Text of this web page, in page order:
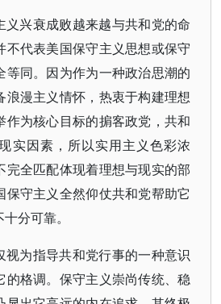
义兴衰成败越来越与共和党的命
不代表美国保守主义思想或保守
等同。因为作为一种政治思潮的
浪漫主义情怀，热衷于构建理想
作为核心目标的掮客政党，共和
实因素，所以实用主义色彩浓
完全匹配体现着理想与现实的部
保守主义全然仰仗共和党帮助它
分可靠。
视为指导共和党行事的一种意识
的格调。保守主义崇尚传统、稳